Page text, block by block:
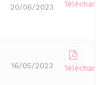
20/06/2023
16/05/2023